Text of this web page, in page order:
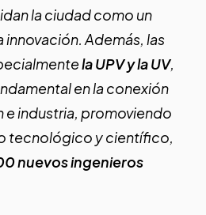
la ciudad como un
innovación. Además, las
la UPV y la UV,
en la conexión
e industria, promoviendo
tecnológico y científico,
nuevos ingenieros